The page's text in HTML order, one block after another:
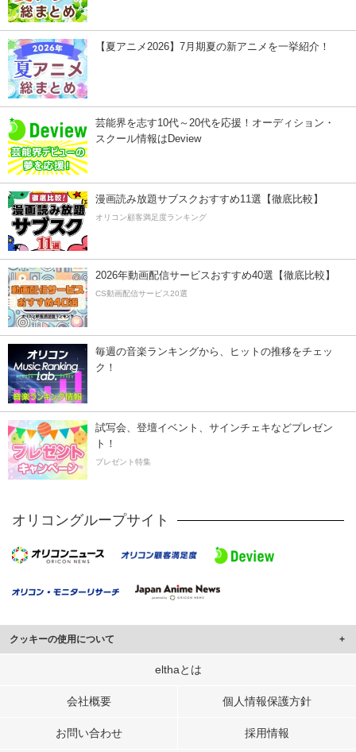
【夏アニメ2026】7月期夏の新アニメを一挙紹介！
芸能界を志す10代～20代を応援！オーディション・
スクール情報はDeview
漫画読み放題サブスクおすすめ11選【徹底比較】
オリコン顧客満足度ランキング
2026年動画配信サービスおすすめ40選【徹底比較】
CS動画配信サービス20選
毎週の音楽ランキングから、ヒットの推移をチェッ
ク！
試写会、登壇イベント、サインチェキなどプレゼン
ト！
プレゼント特集
オリコングループサイト
クッキーの使用について
このサイトでは Cookie を使用して、ユーザーに合わせたコンテンツや広告の
行っています。
メディアや広告配信、データ解析の各パートナーに提供しています。
elthaとは
会社概要 個人情報保護方針
お問い合わせ 採用情報